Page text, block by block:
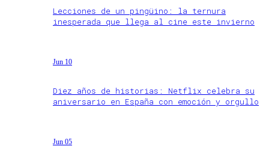
Lecciones de un pingüino: la ternura
inesperada que llega al cine este invierno
Jun 10
Diez años de historias: Netflix celebra su
aniversario en España con emoción y orgullo
Jun 05